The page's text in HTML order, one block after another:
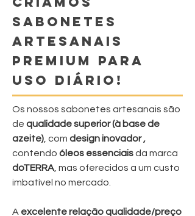
SABONETES
ARTESANAIS
PREMIUM PARA
USO DIÁRIO!
Os nossos sabonetes artesanais são
de qualidade superior (à base de
azeite) , com designinovador ,
contendo óleos essenciaisda marca
doTERRA , mas oferecidos a um custo
imbatível no mercado.
A excelente relação qualidade/preço